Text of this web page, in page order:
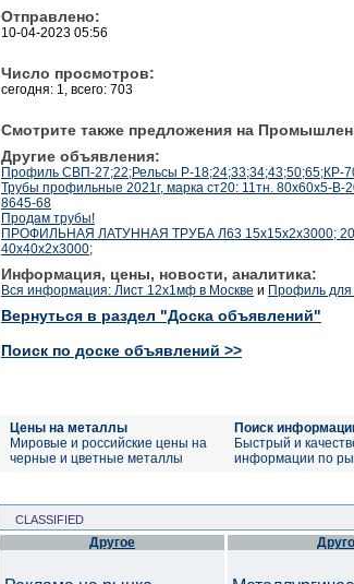
Отправлено:
10-04-2023 05:56
Число просмотров:
сегодня: 1, всего: 703
Смотрите также предложения на
Другие объявления:
Профиль СВП-27;22;Рельсы Р-18;24;33;34;43;50;65;КР-
Трубы профильные 2021г, марка ст20: 11тн. 80х60х5-
8645-68
Продам трубы!
ПРОФИЛЬНАЯ ЛАТУННАЯ ТРУБА Л63 15х15х2х3000;
40х40х2х3000;
Информация, цены, новости, аналитика:
Вся информация: Лист 12х1мф в Москве и Профиль для
Вернуться в раздел "Доска объявлений"
Поиск по доске объявлений >>
Цены на металлы
Мировые и российские цены на
черные и цветные металлы
Поиск
Быстрый и
информации по
CLASSIFIED
Другое